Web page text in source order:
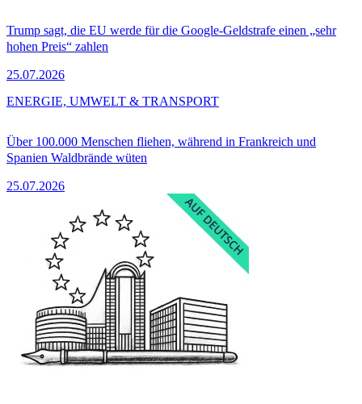
Trump sagt, die EU werde für die Google-Geldstrafe einen „sehr
hohen Preis“ zahlen
25.07.2026
Über 100.000 Menschen fliehen, während in Frankreich und
Spanien Waldbrände wüten
25.07.2026
ENERGIE, UMWELT & TRANSPORT